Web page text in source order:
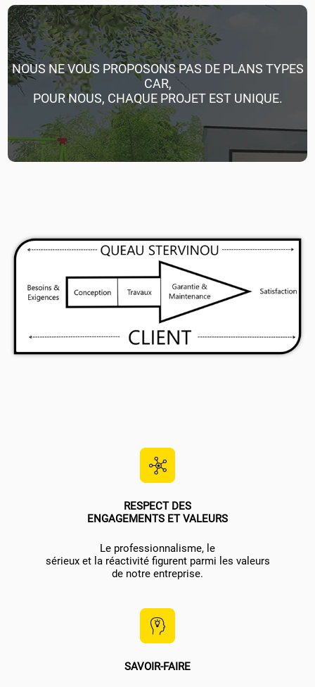
NOUS NE VOUS PROPOSONS PAS DE PLANS TYPES
CAR,
POUR NOUS, CHAQUE PROJET EST UNIQUE.
RESPECT DES
ENGAGEMENTS ET VALEURS
Le professionnalisme, le
sérieux et la réactivité figurent parmi les valeurs
de notre entreprise.
SAVOIR-FAIRE